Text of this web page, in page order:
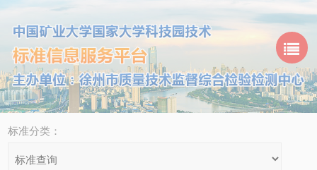
标准分类：